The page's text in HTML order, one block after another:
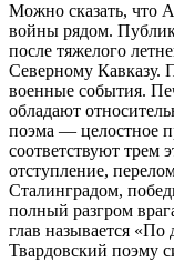
Можно сказать, что
войны рядом.
после тяжелого
Северному Кавказу.
военные события.
обладают
поэма — целостное
соответствуют трем
отступление,
Сталинградом,
полный разгром
глав называется «По
Твардовский поэму